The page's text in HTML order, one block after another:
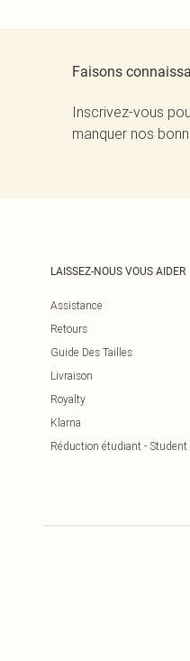
Faisons
Inscrivez-vous
manquer nos
LAISSEZ-NOUS VOUS AIDER
Assistance
Retours
Guide Des Tailles
Livraison
Royalty
Klarna
Réduction étudiant - Student